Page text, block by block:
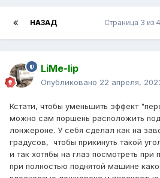
НАЗАД Страница 3 из 4
LiMe-lip
Опубликовано 22 апреля,
Кстати, чтобы уменьшить эффект
можно сам поршень расположить
лонжероне. У себя сделал как на
градусов, чтобы прикинуть такой
и так хотябы на глаз посмотреть при
при полностью поднятой машине